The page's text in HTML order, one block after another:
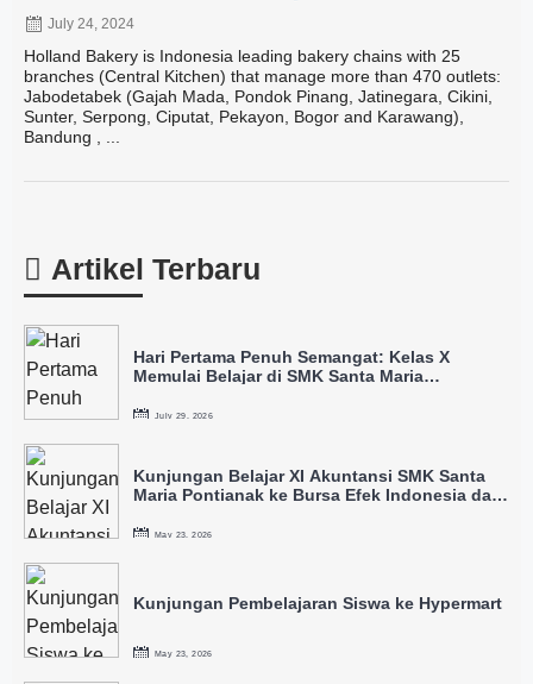
July 24, 2024
Holland Bakery is Indonesia leading bakery chains with 25
branches (Central Kitchen) that manage more than 470 outlets:
Jabodetabek (Gajah Mada, Pondok Pinang, Jatinegara, Cikini,
Sunter, Serpong, Ciputat, Pekayon, Bogor and Karawang),
Bandung , ...
Artikel Terbaru
Hari Pertama Penuh Semangat: Kelas X
Memulai Belajar di SMK Santa Maria
July 29, 2026
Kunjungan Belajar XI Akuntansi SMK Santa
Maria Pontianak ke Bursa Efek Indonesia dan
May 23, 2026
Kunjungan Pembelajaran Siswa ke Hypermart
May 23, 2026